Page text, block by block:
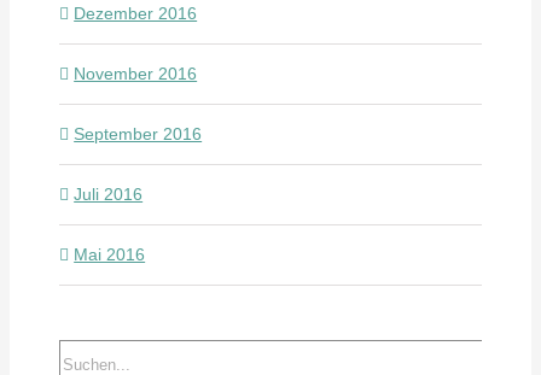
Dezember 2016
November 2016
September 2016
Juli 2016
Mai 2016
Suche